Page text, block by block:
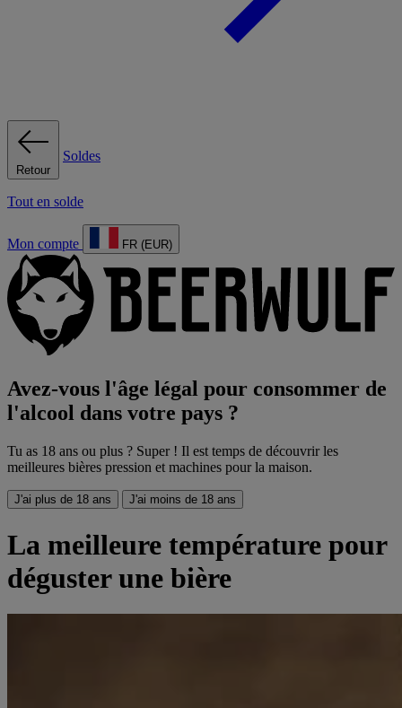
Retour
Soldes
Tout en solde
Mon compte FR (EUR)
Avez-vous l'âge légal pour consommer de
l'alcool dans votre pays ?
Tu as 18 ans ou plus ? Super ! Il est temps de découvrir les
meilleures bières pression et machines pour la maison.
J'ai plus de 18 ans J'ai moins de 18 ans
La meilleure température pour
déguster une bière